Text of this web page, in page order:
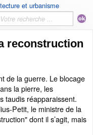
et urbanisme
reconstruction
de la guerre. Le blocage
la pierre, les
taudis réapparaissent.
Petit, le ministre de la
dont il s’agit, mais